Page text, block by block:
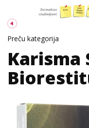
Preču kategorija